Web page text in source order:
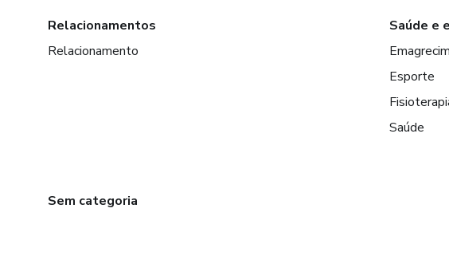
Relacionamentos
Relacionamento
Saúde e
Esporte
Saúde
Sem categoria